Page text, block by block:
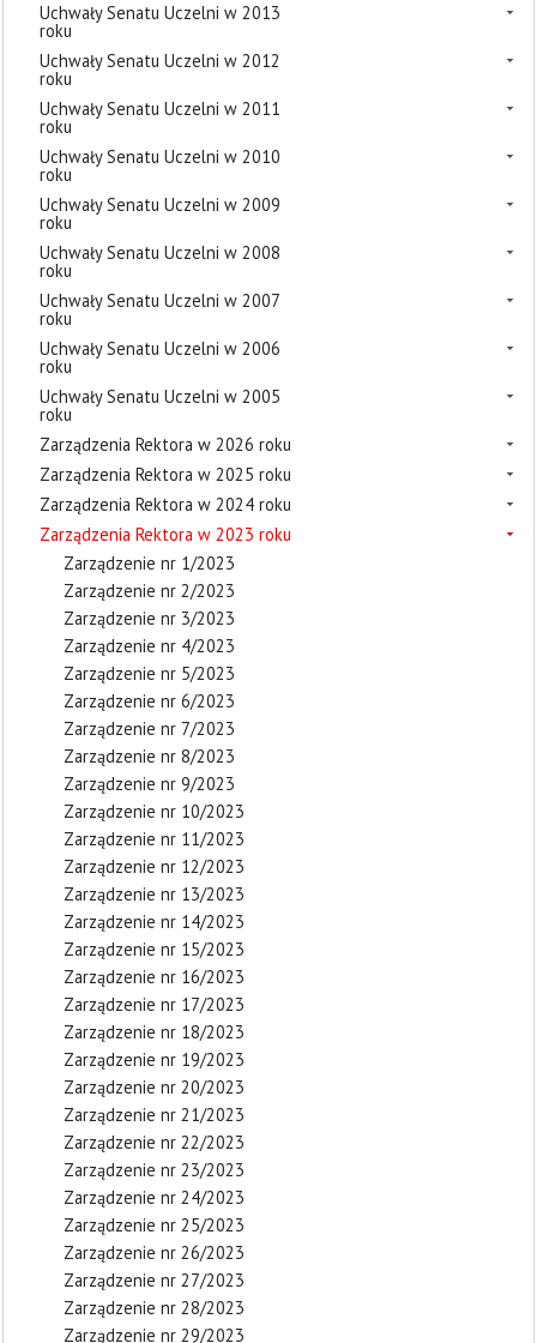
Uchwały Senatu Uczelni w 2013
roku
Uchwały Senatu Uczelni w 2012
roku
Uchwały Senatu Uczelni w 2011
roku
Uchwały Senatu Uczelni w 2010
roku
Uchwały Senatu Uczelni w 2009
roku
Uchwały Senatu Uczelni w 2008
roku
Uchwały Senatu Uczelni w 2007
roku
Uchwały Senatu Uczelni w 2006
roku
Uchwały Senatu Uczelni w 2005
roku
Zarządzenia Rektora w 2026 roku
Zarządzenia Rektora w 2025 roku
Zarządzenia Rektora w 2024 roku
Zarządzenia Rektora w 2023 roku
Zarządzenie nr 1/2023
Zarządzenie nr 2/2023
Zarządzenie nr 3/2023
Zarządzenie nr 4/2023
Zarządzenie nr 5/2023
Zarządzenie nr 6/2023
Zarządzenie nr 7/2023
Zarządzenie nr 8/2023
Zarządzenie nr 9/2023
Zarządzenie nr 10/2023
Zarządzenie nr 11/2023
Zarządzenie nr 12/2023
Zarządzenie nr 13/2023
Zarządzenie nr 14/2023
Zarządzenie nr 15/2023
Zarządzenie nr 16/2023
Zarządzenie nr 17/2023
Zarządzenie nr 18/2023
Zarządzenie nr 19/2023
Zarządzenie nr 20/2023
Zarządzenie nr 21/2023
Zarządzenie nr 22/2023
Zarządzenie nr 23/2023
Zarządzenie nr 24/2023
Zarządzenie nr 25/2023
Zarządzenie nr 26/2023
Zarządzenie nr 27/2023
Zarządzenie nr 28/2023
Zarządzenie nr 29/2023